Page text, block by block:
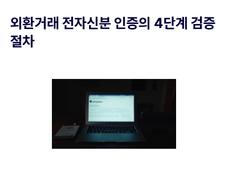
외환거래 전자신분 인증의 4단계 검증
절차